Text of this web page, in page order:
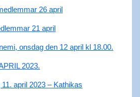
26 april
21 april
onsdag den 12 april kl 18.00.
2023.
april 2023 – Kathikas